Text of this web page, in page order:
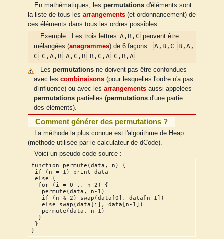
En mathématiques, les permutationsd'éléments sont
la liste de tous les arrangements (et ordonnancement) de
ces éléments dans tous les ordres possibles.
Exemple : Les trois lettres A,B,Cpeuvent être
mélangées (anagrammes) de 6 façons : A,B,C
B,A,
C
C,A,B A,C,B B,C,A C,B,A
Les permutationsne doivent pas être confondues
avec les combinaisons (pour lesquelles l'ordre n'a pas
d'influence) ou avec les arrangements aussi appelées
permutations partielles (permutations d'une partie
des éléments).
Comment générer des permutations ?
La méthode la plus connue est l'algorithme de Heap
(méthode utilisée par le calculateur de dCode).
Voici un pseudo code source :
function permute(data, n) {
if (n = 1) print data
else {
  for (i = 0 .. n-2) {
   permute(data, n-1)
   if (n % 2) swap(data[0], data[n-1])
   else swap(data[i], data[n-1])
   permute(data, n-1)
  }
}
}